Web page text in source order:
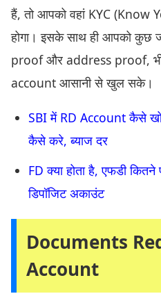
हैं, तो आपको वहां KYC (Know
होगा। इसके साथ ही आपको कुछ
proof और address proof, भी
account आसानी से खुल सके।
SBI में RD Account कैसे
कैसे करे, ब्याज दर
FD क्या होता है, एफडी
डिपॉजिट अकाउंट
Documents
Account